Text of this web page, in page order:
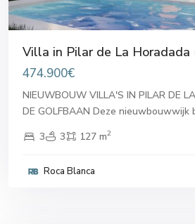
Villa in Pilar de La Horadada
474.900€
NIEUWBOUW VILLA'S IN PILAR DE
DE GOLFBAAN Deze nieuwbouwwijk
3
3 127 m2
Roca Blanca